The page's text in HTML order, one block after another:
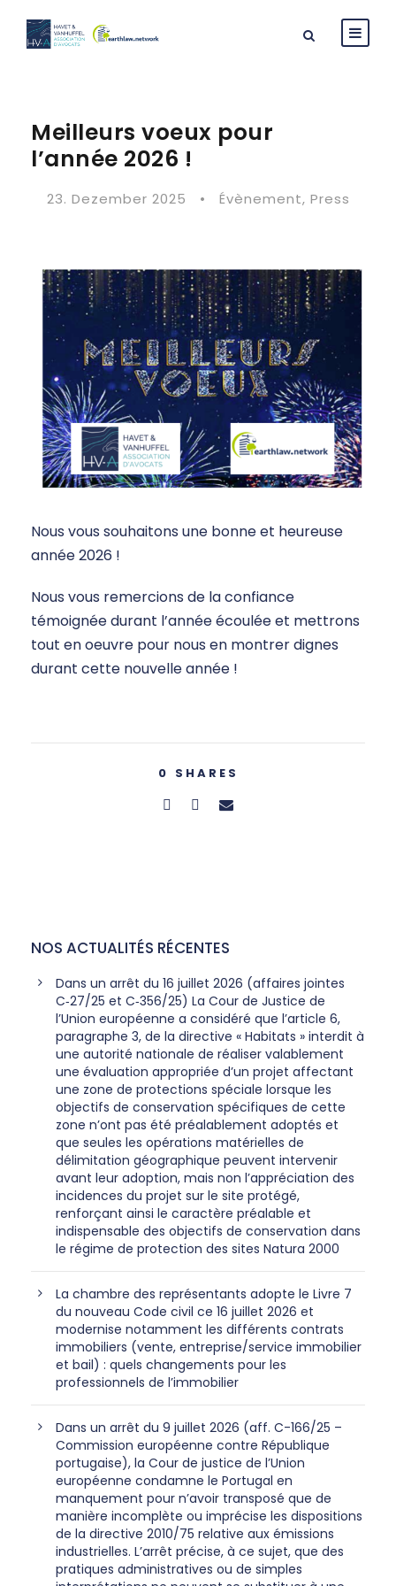
Meilleurs voeux pour
l’année 2026 !
23. Dezember 2025 • Évènement, Press
Nous vous souhaitons une bonne et heureuse
année 2026 !
Nous vous remercions de la confiance
témoignée durant l’année écoulée et mettrons
tout en oeuvre pour nous en montrer dignes
durant cette nouvelle année !
0 SHARES
NOS ACTUALITÉS RÉCENTES
Dans un arrêt du 16 juillet 2026 (affaires jointes
C‑27/25 et C‑356/25) La Cour de Justice de
l’Union européenne a considéré que l’article 6,
paragraphe 3, de la directive « Habitats » interdit à
une autorité nationale de réaliser valablement
une évaluation appropriée d’un projet affectant
une zone de protections spéciale lorsque les
objectifs de conservation spécifiques de cette
zone n’ont pas été préalablement adoptés et
que seules les opérations matérielles de
délimitation géographique peuvent intervenir
avant leur adoption, mais non l’appréciation des
incidences du projet sur le site protégé,
renforçant ainsi le caractère préalable et
indispensable des objectifs de conservation dans
le régime de protection des sites Natura 2000
La chambre des représentants adopte le Livre 7
du nouveau Code civil ce 16 juillet 2026 et
modernise notamment les différents contrats
immobiliers (vente, entreprise/service immobilier
et bail) : quels changements pour les
professionnels de l’immobilier
Dans un arrêt du 9 juillet 2026 (aff. C-166/25 –
Commission européenne contre République
portugaise), la Cour de justice de l’Union
européenne condamne le Portugal en
manquement pour n’avoir transposé que de
manière incomplète ou imprécise les dispositions
de la directive 2010/75 relative aux émissions
industrielles. L’arrêt précise, à ce sujet, que des
pratiques administratives ou de simples